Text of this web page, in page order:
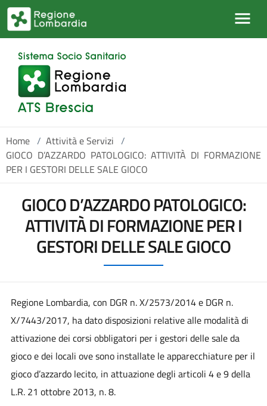
Salta al contenuto principale
Home / Attività e Servizi /
GIOCO D’AZZARDO PATOLOGICO: ATTIVITÀ DI FORMAZIONE
PER I GESTORI DELLE SALE GIOCO
GIOCO D’AZZARDO PATOLOGICO:
ATTIVITÀ DI FORMAZIONE PER I
GESTORI DELLE SALE GIOCO
Regione Lombardia, con DGR n. X/2573/2014 e DGR n.
X/7443/2017, ha dato disposizioni relative alle modalità di
attivazione dei corsi obbligatori per i gestori delle sale da
gioco e dei locali ove sono installate le apparecchiature per il
gioco d’azzardo lecito, in attuazione degli articoli 4 e 9 della
L.R. 21 ottobre 2013, n. 8.